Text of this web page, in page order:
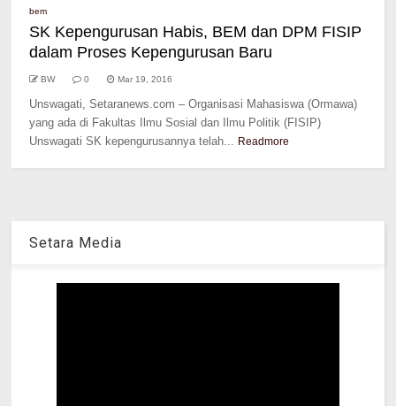
bem
SK Kepengurusan Habis, BEM dan DPM FISIP
dalam Proses Kepengurusan Baru
BW 0 Mar 19, 2016
Unswagati, Setaranews.com – Organisasi Mahasiswa (Ormawa)
yang ada di Fakultas Ilmu Sosial dan Ilmu Politik (FISIP)
Unswagati SK kepengurusannya telah... Readmore
Setara Media